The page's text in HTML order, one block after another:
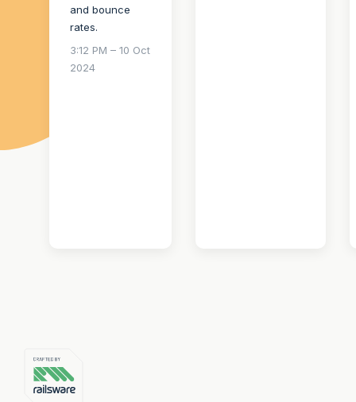
and bounce
rates.
3:12 PM – 10 Oct
2024